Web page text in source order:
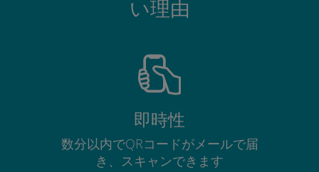
い理由
即時性
数分以内でQRコードがメールで届
き、スキャンできます